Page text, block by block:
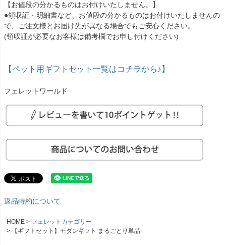
【お値段の分かるものはお付けいたしません。】
●領収証・明細書など、お値段の分かるものはお付けいたしませんの
で、ご注文様とお届け先が異なる場合でもご安心ください。
(領収証が必要なお客様は備考欄でお申し付けください)
【ペット用ギフトセット一覧はコチラから♪】
フェレットワールド
返品特約について
HOME
フェレットカテゴリー
【ギフトセット】モダンギフト まるごとり単品